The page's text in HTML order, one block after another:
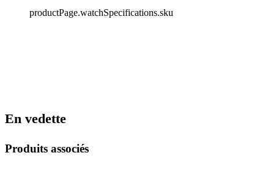
productPage.watchSpecifications.sku
En vedette
Produits associés